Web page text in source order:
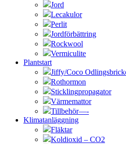
Jord
Lecakulor
Perlit
Jordförbättring
Rockwool
Vermiculite
Plantstart
Jiffy/Coco
Rothormon
Sticklingpropagator
Värmemattor
Tillbehör—-
Klimatanläggning
Fläktar
Koldioxid – CO2